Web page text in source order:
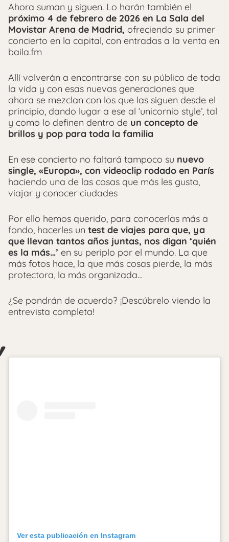
Ahora suman y siguen. Lo harán también el
próximo 4 de febrero de 2026 en La Sala del
Movistar Arena de Madrid, ofreciendo su primer
concierto en la capital, con entradas a la venta en
baila.fm
Allí volverán a encontrarse con su público de toda
la vida y con esas nuevas generaciones que
ahora se mezclan con los que las siguen desde el
principio, dando lugar a ese al ‘unicornio style’, tal
y como lo definen dentro de un concepto de
brillos y pop para toda la familia
En ese concierto no faltará tampoco su nuevo
single, «Europa», con videoclip rodado en París
haciendo una de las cosas que más les gusta,
viajar y conocer ciudades
Por ello hemos querido, para conocerlas más a
fondo, hacerles un test de viajes para que, ya
que llevan tantos años juntas, nos digan ‘quién
es la más…’ en su periplo por el mundo. La que
más fotos hace, la que más cosas pierde, la más
protectora, la más organizada…
¿Se pondrán de acuerdo? ¡Descúbrelo viendo la
entrevista completa!
Ver esta publicación en Instagram